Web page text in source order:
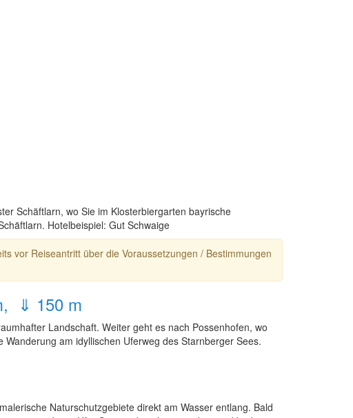
Schäftlarn, wo Sie im Klosterbiergarten bayrische
Hotelbeispiel: Gut Schwaige
vor Reiseantritt über die Voraussetzungen / Bestimmungen
⇓ 150 m
Landschaft. Weiter geht es nach Possenhofen, wo
am idyllischen Uferweg des Starnberger Sees.
Naturschutzgebiete direkt am Wasser entlang. Bald